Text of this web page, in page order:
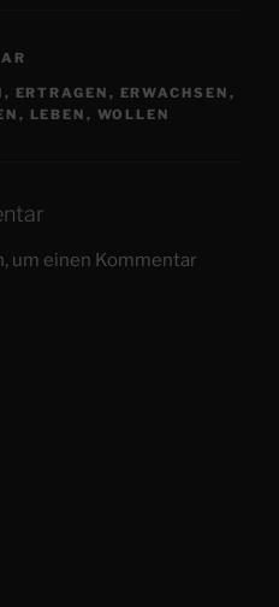
, ERTRAGEN , ERWACHSEN ,
, LEBEN , WOLLEN
um einen Kommentar